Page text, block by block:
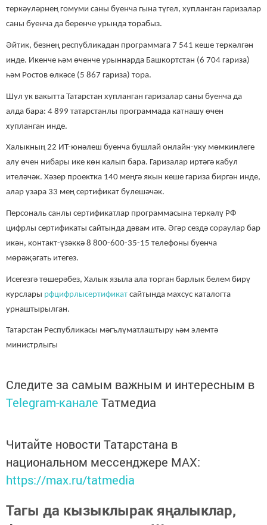
теркәүләрнең гомуми саны буенча гына түгел, хупланган гаризалар
саны буенча да беренче урында торабыз.
Әйтик, безнең республикадан программага 7 541 кеше теркәлгән
инде. Икенче һәм өченче урыннарда Башкортстан (6 704 гариза)
һәм Ростов өлкәсе (5 867 гариза) тора.
Шул ук вакытта Татарстан хупланган гаризалар саны буенча да
алда бара: 4 899 татарстанлы программада катнашу өчен
хупланган инде.
Халыкның 22 ИТ-юнәлеш буенча бушлай онлайн-уку мөмкинлеге
алу өчен нибары ике көн калып бара. Гаризалар иртәгә кабул
ителәчәк. Хәзер проектка 140 меңгә якын кеше гариза биргән инде,
алар үзара 33 мең сертификат бүлешәчәк.
Персональ санлы сертификатлар программасына теркәлү РФ
цифрлы сертификаты сайтында дәвам итә. Әгәр сездә сораулар бар
икән, контакт-үзәккә 8 800-600-35-15 телефоны буенча
мөрәҗәгать итегез.
Исегезгә төшерәбез, Халык языла ала торган барлык белем бирү
курслары рфцифрлысертификат сайтында махсус каталогта
урнаштырылган.
Татарстан Республикасы мәгълүматлаштыру һәм элемтә
министрлыгы
Следите за самым важным и интересным в
Telegram-канале Татмедиа
Читайте новости Татарстана в
национальном мессенджере MАХ:
https://max.ru/tatmedia
Тагы да кызыклырак яңалыклар,